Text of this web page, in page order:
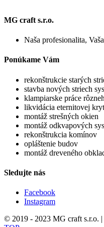
MG craft s.r.o.
Naša profesionalita,
Ponúkame Vám
rekonštrukcie starých
stavba nových striech
klampiarske práce
likvidácia eternitovej
montáž strešných okien
montáž odkvapových
rekonštrukcia komínov
opláštenie budov
montáž dreveného
Sledujte nás
Facebook
Instagram
© 2019 - 2023 MG craft s.r.o.